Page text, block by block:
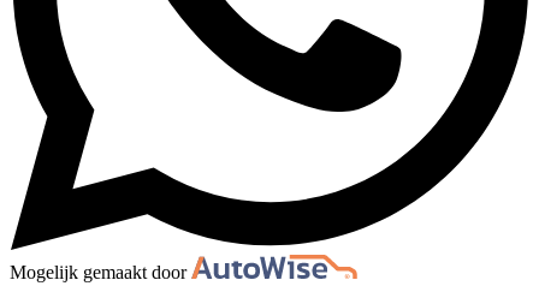
Mogelijk gemaakt door